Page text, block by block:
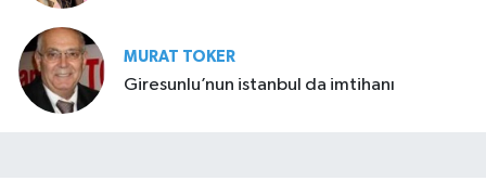
MURAT TOKER
Giresunlu’nun istanbul da imtihanı